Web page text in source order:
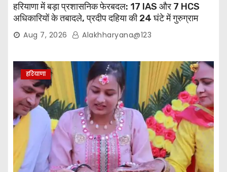
हरियाणा में बड़ा प्रशासनिक फेरबदल: 17 IAS और 7 HCS
अधिकारियों के तबादले, प्रदीप दहिया की 24 घंटे में गुरुग्राम
वापसीAug 7, 2026 Alakhharyana@123
हरियाणा